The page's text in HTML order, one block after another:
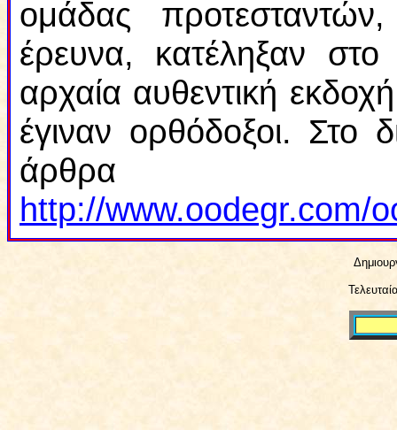
ομάδας
έρευνα, κατέληξαν
αρχαία αυθεντική
έγιναν ορθόδοξοι. Στο
http://www.oodegr.com/